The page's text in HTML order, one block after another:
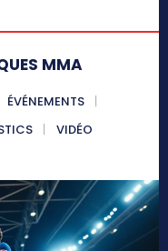
MMA
ÉVÉNEMENTS
VIDÉO